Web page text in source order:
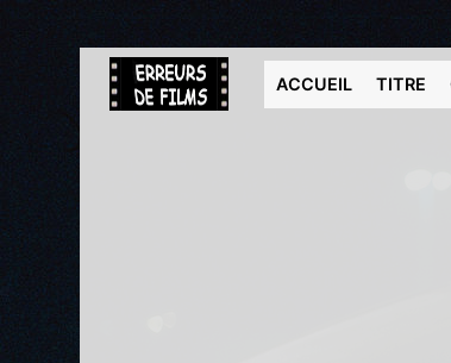
ACCUEIL TITRE